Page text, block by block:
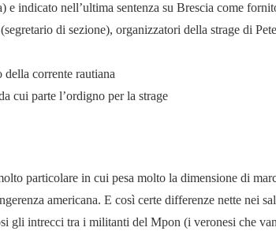
indicato nell’ultima sentenza su Brescia come
di sezione), organizzatori della strage di
corrente rautiana
cui parte l’ordigno per la strage
particolare in cui pesa molto la dimensione di
americana. E così certe differenze nette nei
gli intrecci tra i militanti del Mpon (i veronesi che